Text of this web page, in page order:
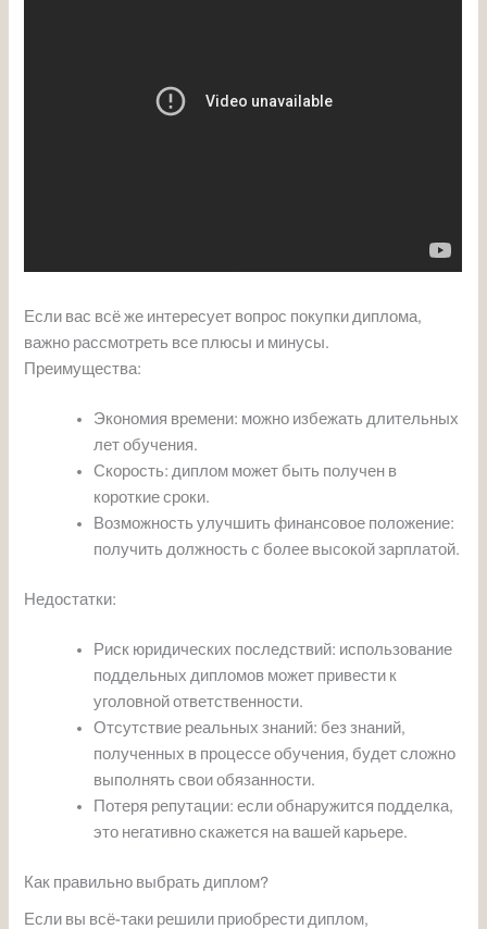
Если вас всё же интересует вопрос покупки диплома,
важно рассмотреть все плюсы и минусы.
Преимущества:
Экономия времени: можно избежать длительных
лет обучения.
Скорость: диплом может быть получен в
короткие сроки.
Возможность улучшить финансовое положение:
получить должность с более высокой зарплатой.
Недостатки:
Риск юридических последствий: использование
поддельных дипломов может привести к
уголовной ответственности.
Отсутствие реальных знаний: без знаний,
полученных в процессе обучения, будет сложно
выполнять свои обязанности.
Потеря репутации: если обнаружится подделка,
это негативно скажется на вашей карьере.
Как правильно выбрать диплом?
Если вы всё-таки решили приобрести диплом,